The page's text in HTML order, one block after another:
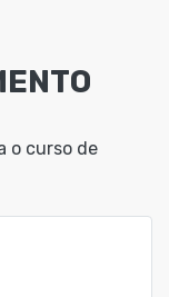
o curso de